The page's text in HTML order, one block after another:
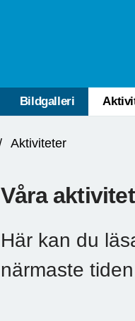
Bildgalleri
Aktiviteter
Våra
Här kan du
närmaste